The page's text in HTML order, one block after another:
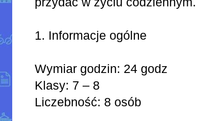
1. Informacje ogólne
Wymiar godzin: 24 godz
Klasy: 7 – 8
Liczebność: 8 osób